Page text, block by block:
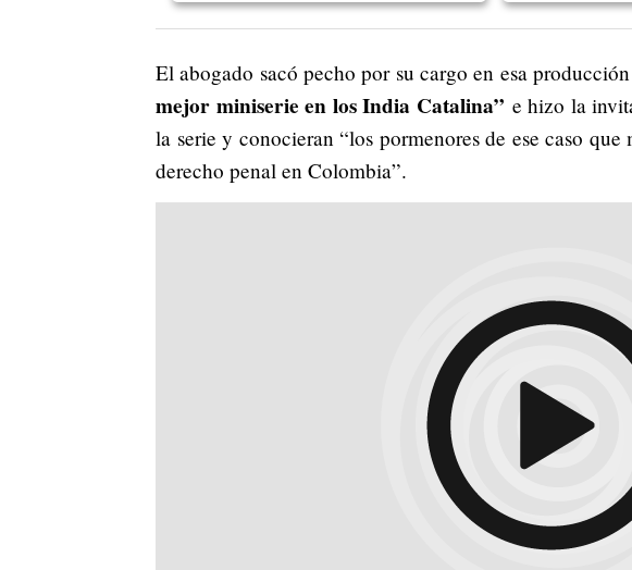
El abogado sacó pecho por su cargo en esa
mejor miniserie en los India Catalina” e hizo la
la serie y conocieran “los pormenores de ese caso
derecho penal en Colombia”.